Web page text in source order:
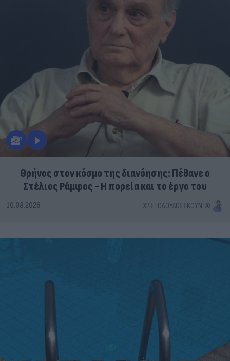
Θρήνος στον κόσμο της διανόησης: Πέθανε ο
Στέλιος Ράμφος - Η πορεία και το έργο του
10.08.2026 ΧΡΙΣΤΌΔΟΥΛΟΣ ΣΚΟΎΝΤΑΣ